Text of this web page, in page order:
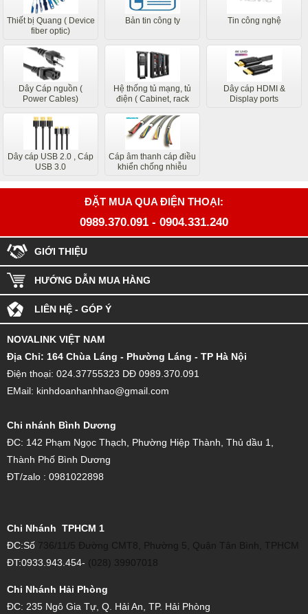
Thiết bị Quang ( Device
fiber optic)
Bản tin công ty Tin công nghệ
Dây Cáp nguồn (
Power Cables)
Hệ thống tủ mạng, tủ
điện ( Cabinet, rack
Dây cáp HDMI &
Display ports
Dây cáp USB 2.0 , Cáp
USB 3.0
Cáp âm thanh cáp điều
khiển chống nhiễu
ĐẶT MUA QUA ĐIỆN THOẠI:
0989.370.091 - 0904.331.240
GIỚI THIỆU
HƯỚNG DẪN MUA HÀNG
LIÊN HỆ - GÓP Ý
NOVALINK VIỆT NAM
Địa Chỉ: 164 Chùa Láng - Phường Láng - TP Hà Nội
Điện thoại: 024.37755323 DĐ 0989.370.091
EMail: kinhdoanhanhhao@gmail.com
Chi nhánh Bình Dương
ĐC: 142 Phạm Ngọc Thạch, Phường Hiệp Thành, Thủ dầu 1,
Thành Phố Bình Dương
ĐT/zalo : 0981022898
Chi Nhánh TPHCM 1
ĐC:Số 736/11/5 Đường CMT8, Phường 5, Quận Tân Bình, TPHCM
ĐT:0933.943.454- (028) 39907018
Chi Nhánh Hải Phòng
ĐC: 235 Ngô Gia Tự, Q. Hải An, TP. Hải Phòng